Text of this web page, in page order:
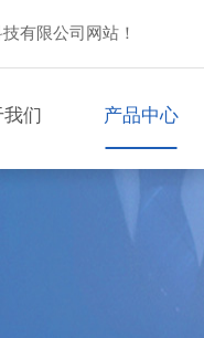
有限公司网站！
我们 产品中心